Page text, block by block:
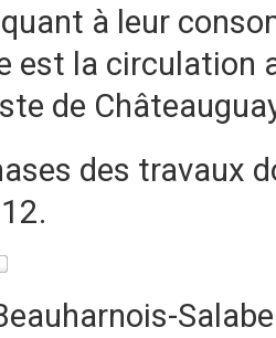
à leur
est la circulation
de
des travaux